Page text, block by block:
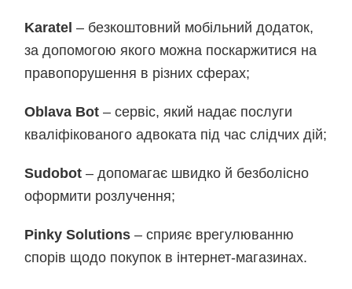
Karatel– безкоштовний мобільний додаток,
за допомогою якого можна поскаржитися на
правопорушення в різних сферах;
Oblava Bot – сервіс, який надає послуги
кваліфікованого адвоката під час слідчих дій;
Sudobot – допомагає швидко й безболісно
оформити розлучення;
Pinky Solutions – сприяє врегулюванню
спорів щодо покупок в інтернет-магазинах.